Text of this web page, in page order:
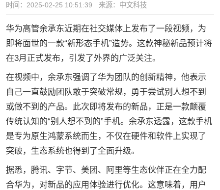
时间：2025-02-25 10:51:39 来源：中文科技
华为高管余承东近期在社交媒体上发布了一段视频，为
即将面世的一款“新形态手机”造势。这款神秘新品预计将
在3月正式发布，引发了外界的广泛关注。
在视频中，余承东强调了华为团队的创新精神，他表示
自己一直鼓励团队敢于突破常规，勇于尝试别人想不到
或做不到的产品。此次即将发布的新品，正是一款颠覆
传统认知的“别人想不到的”手机。余承东透露，这款手机
是专为原生鸿蒙系统而生，不仅在硬件和软件上实现了
突破，生态系统也得到了全面升级。
据悉，腾讯、字节、美团、阿里等生态伙伴正在全力配
合华为，对新品的应用体验进行优化。这意味着，用户